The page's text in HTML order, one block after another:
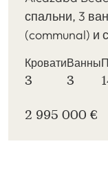
спальни, 3
(communal) и
Кровати
3
Ванны
3
2 995 000 €